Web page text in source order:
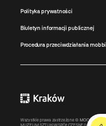
Polityka prywatności
Biuletyn informacji publicznej
Procedura przeciwdziałania
Wszystkie prawa zastrzeżone © MOCAK2011-